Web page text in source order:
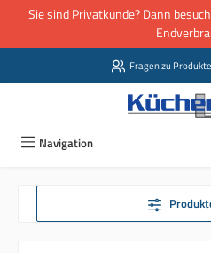
Zum Hauptinhalt springen
Sie sind Privatkunde? Dann
Fragen zu
Navigation